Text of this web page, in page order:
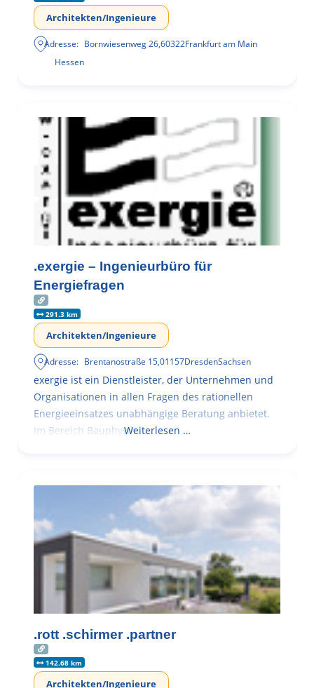
Architekten/Ingenieure
Adresse: Bornwiesenweg 26,60322Frankfurt am Main
Hessen
.exergie – Ingenieurbüro für
Energiefragen
291.3 km
Architekten/Ingenieure
Adresse: Brentanostraße 15,01157DresdenSachsen
exergie ist ein Dienstleister, der Unternehmen und
Organisationen in allen Fragen des rationellen
Energieeinsatzes unabhängige Beratung anbietet.
Im Bereich BauphysikWeiterlesen …
.rott .schirmer .partner
142.68 km
Architekten/Ingenieure